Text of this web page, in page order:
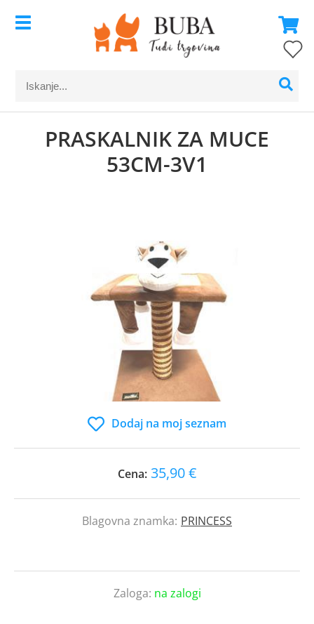
PRASKALNIK ZA MUCE
53CM-3V1
Dodaj na moj seznam
Cena: 35,90 €
Blagovna znamka: PRINCESS
Zaloga: na zalogi